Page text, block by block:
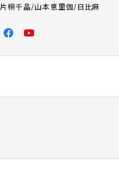
桐千晶/山本恵里伽/日比麻